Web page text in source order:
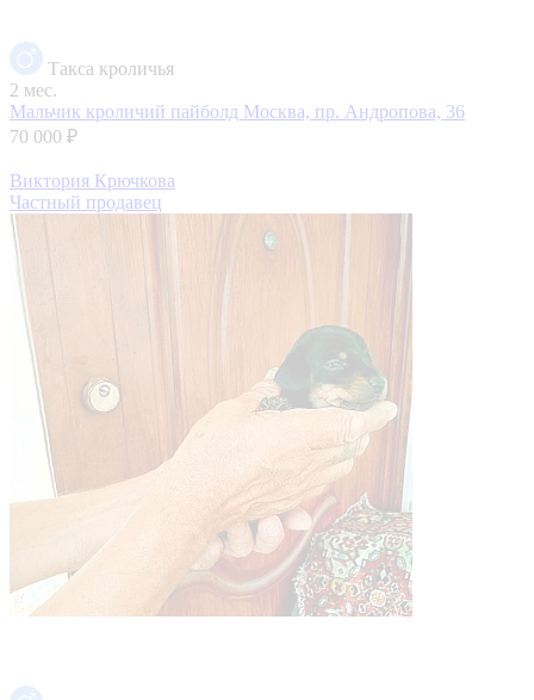
Такса кроличья
2 мес.
Мальчик кроличий пайболд Москва, пр. Андропова, 36
70 000 ₽
Виктория Крючкова
Частный продавец